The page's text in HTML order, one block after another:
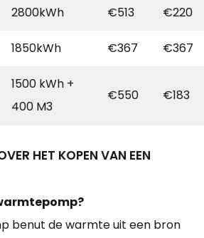
2800kWh €513 €220
1850kWh €367 €367
1500 kWh +
400 M3
€550 €183
HET KOPEN VAN EEN
benut de warmte uit een bron